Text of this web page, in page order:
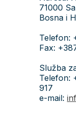
71000
Bosna i
Telefon:
Fax:
Služba
Telefon:
917
e-mail: